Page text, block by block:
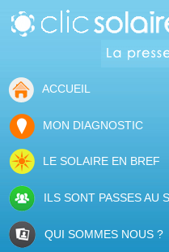
ACCUEIL
MON DIAGNOSTIC
LE SOLAIRE EN BREF
ILS SONT PASSES AU
QUI SOMMES NOUS ?